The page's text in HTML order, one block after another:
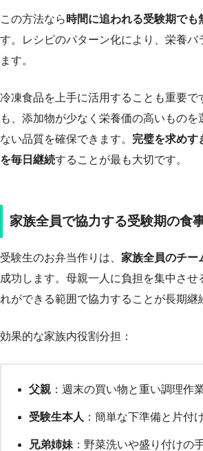
この方法なら 時間に追われる受験期でも
す。レシピのパターン化により、栄養バ
ます。
冷凍食品を上手に活用することも重要で
も、添加物が少なく栄養価の高いもの
ない品質を確保できます。 完璧を求めす
を毎日継続することが最も大切です。
家族全員で協力する受験期の食
受験生のお弁当作りは、 家族全員のチー
成功します。母親一人に負担を集中さ
れができる範囲で協力することが長期継
効果的な家族内役割分担：
父親 ：週末の買い物と重い調理作
受験生本人 ：簡単な下準備と片付
兄弟姉妹 ：野菜洗いや盛り付けの